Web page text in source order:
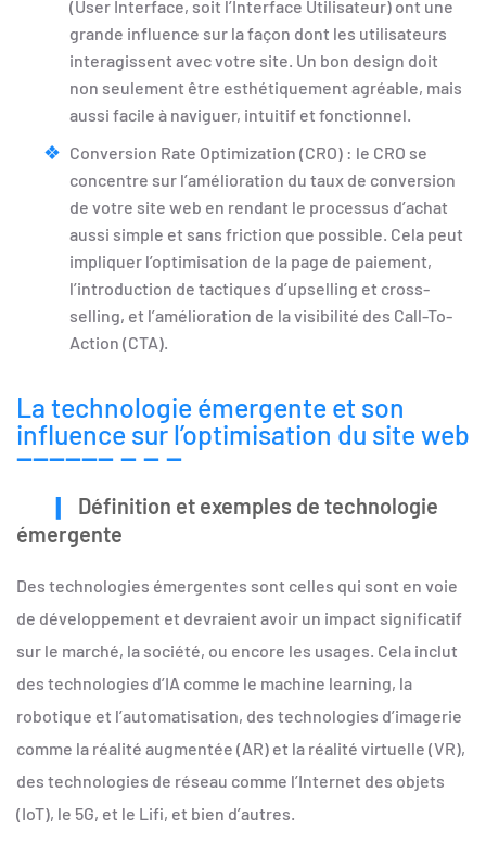
(User Interface, soit l’Interface Utilisateur) ont une
grande influence sur la façon dont les utilisateurs
interagissent avec votre site. Un bon design doit
non seulement être esthétiquement agréable, mais
aussi facile à naviguer, intuitif et fonctionnel.
Conversion Rate Optimization (CRO) : le CRO se
concentre sur l’amélioration du taux de conversion
de votre site web en rendant le processus d’achat
aussi simple et sans friction que possible. Cela peut
impliquer l’optimisation de la page de paiement,
l’introduction de tactiques d’upselling et cross-
selling, et l’amélioration de la visibilité des Call-To-
Action (CTA).
La technologie émergente et son
influence sur l’optimisation du site web
Définition et exemples de technologie
émergente
Des technologies émergentes sont celles qui sont en voie
de développement et devraient avoir un impact significatif
sur le marché, la société, ou encore les usages. Cela inclut
des technologies d’IA comme le machine learning, la
robotique et l’automatisation, des technologies d’imagerie
comme la réalité augmentée (AR) et la réalité virtuelle (VR),
des technologies de réseau comme l’Internet des objets
(IoT), le 5G, et le Lifi, et bien d’autres.